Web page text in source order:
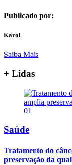
Publicado por:
Karol
Saiba Mais
+ Lidas
01
Saúde
Tratamento do
preservação da